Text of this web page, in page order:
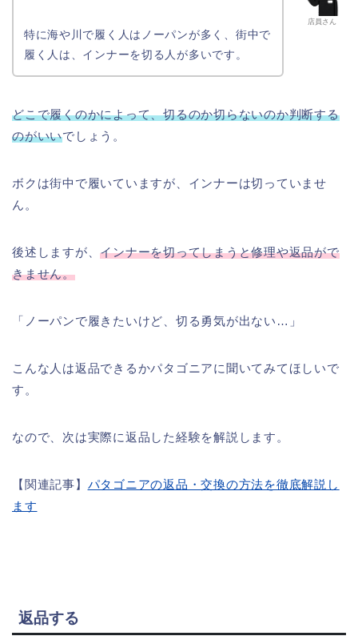
店員さん
特に海や川で履く人はノーパンが多く、街中で
履く人は、インナーを切る人が多いです。
どこで履くのかによって、切るのか切らないのか判断する
のがいいでしょう。
ボクは街中で履いていますが、インナーは切っていませ
ん。
後述しますが、インナーを切ってしまうと修理や返品がで
きません。
「ノーパンで履きたいけど、切る勇気が出ない…」
こんな人は返品できるかパタゴニアに聞いてみてほしいで
す。
なので、次は実際に返品した経験を解説します。
【関連記事】 パタゴニアの返品・交換の方法を徹底解説し
ます
返品する